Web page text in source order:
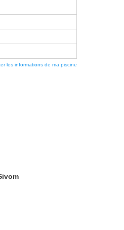
les informations de ma piscine